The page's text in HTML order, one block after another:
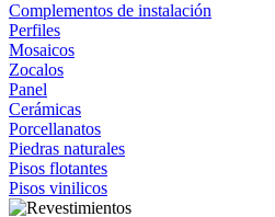
Complementos de instalación
Perfiles
Mosaicos
Zocalos
Panel
Cerámicas
Porcellanatos
Piedras naturales
Pisos flotantes
Pisos vinilicos